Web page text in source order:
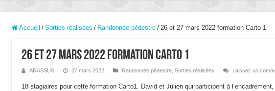
Accueil / Sorties réalisées / Randonnée pédestre / 26 et 27 mars 2022 formation Carto 1
26 et 27 mars 2022 formation Carto 1
ARASSUS 27 mars 2022 Randonnée pédestre Sorties réalisées Laissez un
18 stagiaires pour cette formation Carto1. David et Julien qui participent à